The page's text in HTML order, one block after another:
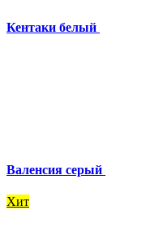
Кентаки белый
Валенсия серый
Хит